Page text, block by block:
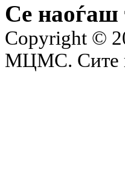
Се наоѓаш
Copyright ©
МЦМС. Сите